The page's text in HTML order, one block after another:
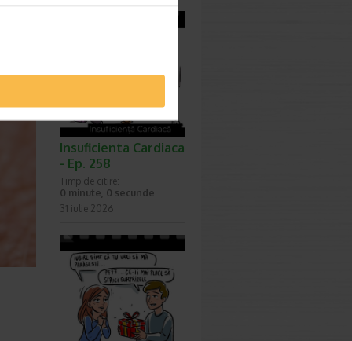
Insuficienta Cardiaca
- Ep. 258
Timp de citire:
0 minute, 0 secunde
31 iulie 2026